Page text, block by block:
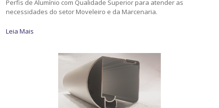
Perfis de Alumínio com Qualidade Superior para atender as
necessidades do setor Moveleiro e da Marcenaria.
Leia Mais